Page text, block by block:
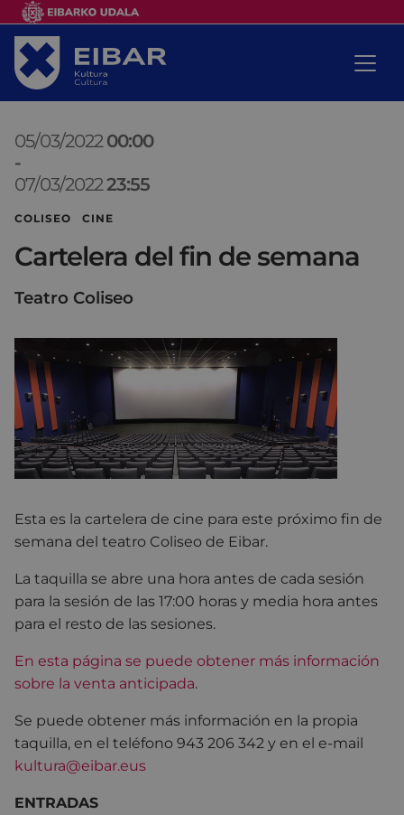
05/03/202200:00
-
07/03/202223:55
COLISEO CINE
Cartelera del fin de semana
Teatro Coliseo
Esta es la cartelera de cine para este próximo fin de
semana del teatro Coliseo de Eibar.
La taquilla se abre una hora antes de cada sesión
para la sesión de las 17:00 horas y media hora antes
para el resto de las sesiones.
En esta página se puede obtener más información
sobre la venta anticipada.
Se puede obtener más información en la propia
taquilla, en el teléfono 943 206 342 y en el e-mail
kultura@eibar.eus
ENTRADAS